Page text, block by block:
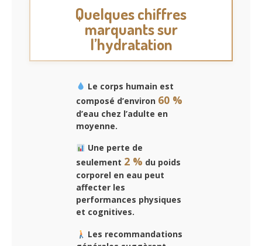
Quelques chiffres
marquants sur
l’hydratation
Le corps humain est
composé d’environ 60 %
d’eau chez l’adulte en
moyenne.
Une perte de
seulement 2 % du poids
corporel en eau peut
affecter les
performances physiques
et cognitives.
Les recommandations